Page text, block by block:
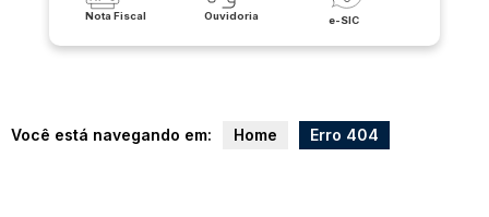
Nota Fiscal Ouvidoria e-SIC
Você está navegando em: Home Erro 404